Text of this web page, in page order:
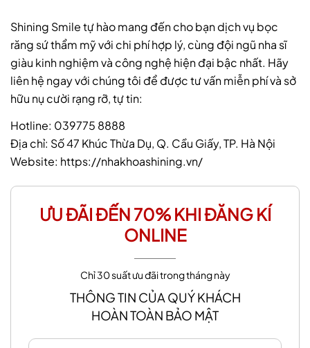
Shining Smile tự hào mang đến cho bạn dịch vụ bọc
răng sứ thẩm mỹ với chi phí hợp lý, cùng đội ngũ nha sĩ
giàu kinh nghiệm và công nghệ hiện đại bậc nhất. Hãy
liên hệ ngay với chúng tôi để được tư vấn miễn phí và sở
hữu nụ cười rạng rỡ, tự tin:
Hotline: 039775 8888
Địa chỉ: Số 47 Khúc Thừa Dụ, Q. Cầu Giấy, TP. Hà Nội
Website: https://nhakhoashining.vn/
ƯU ĐÃI ĐẾN 70% KHI ĐĂNG KÍ
ONLINE
Chỉ 30 suất ưu đãi trong tháng này
THÔNG TIN CỦA QUÝ KHÁCH
HOÀN TOÀN BẢO MẬT